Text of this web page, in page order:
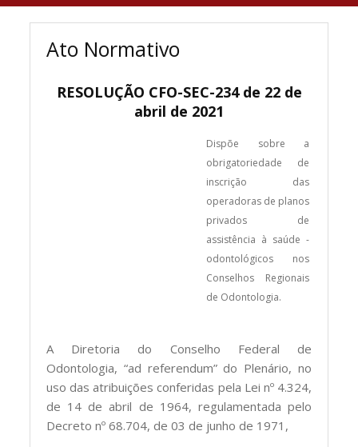
Ato Normativo
RESOLUÇÃO CFO-SEC-234 de 22 de
abril de 2021
Dispõe sobre a
obrigatoriedade de
inscrição das
operadoras de planos
privados de
assistência à saúde -
odontológicos nos
Conselhos Regionais
de Odontologia.
A Diretoria do Conselho Federal de
Odontologia, “ad referendum” do Plenário, no
uso das atribuições conferidas pela Lei nº 4.324,
de 14 de abril de 1964, regulamentada pelo
Decreto nº 68.704, de 03 de junho de 1971,